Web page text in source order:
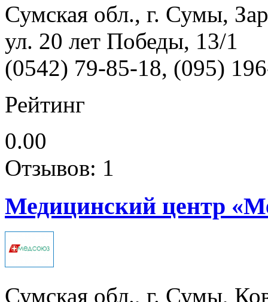
Сумская обл., г. Сумы,
ул. 20 лет Победы, 13/1
(0542) 79-85-18, (095)
Рейтинг
0.00
Отзывов: 1
Медицинский центр
Сумская обл., г. Сумы,